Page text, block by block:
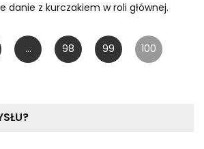
danie z kurczakiem w roli głównej.
… 98 99 100